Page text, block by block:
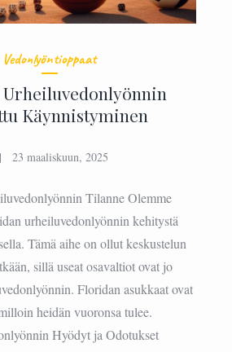
Vedonlyöntioppaat
Käynnistyminen
23 maaliskuun, 2025
Tilanne Olemme
urheiluvedonlyönnin kehitystä
Tämä aihe on ollut keskustelun
sillä useat osavaltiot ovat jo
Floridan asukkaat ovat
heidän vuoronsa tulee.
Hyödyt ja Odotukset